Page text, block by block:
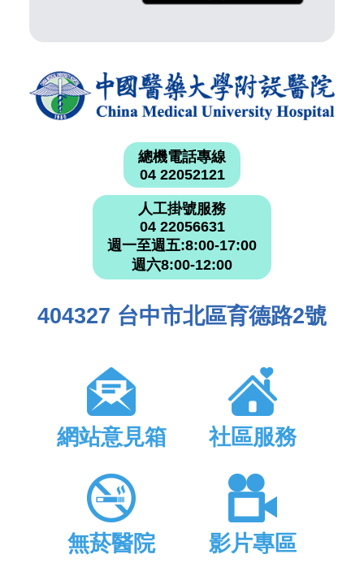
總機電話專線
04 22052121
人工掛號服務
04 22056631
週一至週五:8:00-17:00
週六8:00-12:00
404327 台中市北區育德路2號
網站意見箱 社區服務
無菸醫院 影片專區